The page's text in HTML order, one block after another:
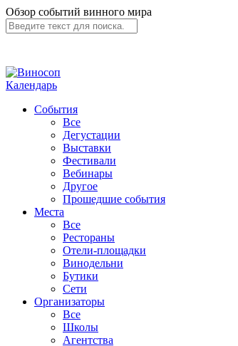
Обзор событий винного мира
Календарь
События
Все
Дегустации
Выставки
Фестивали
Вебинары
Другое
Прошедшие события
Места
Все
Рестораны
Отели-площадки
Винодельни
Бутики
Сети
Организаторы
Все
Школы
Агентства